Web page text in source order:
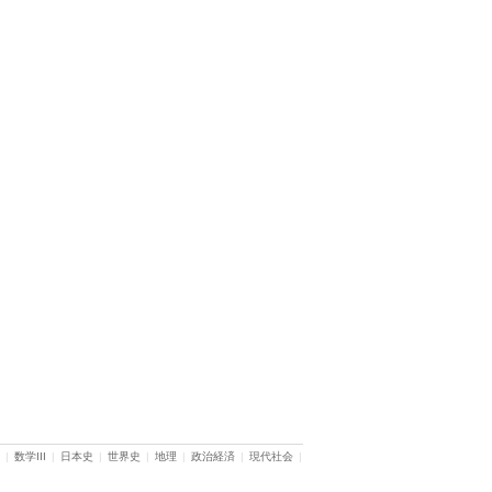
| 数学III | 日本史 | 世界史 | 地理 | 政治経済 | 現代社会 |